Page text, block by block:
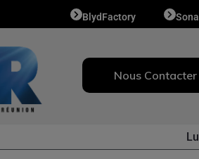
BlydFactory
Nous Contacter